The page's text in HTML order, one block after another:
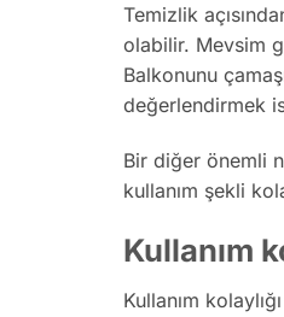
Temizlik
olabilir. Mevsim
Balkonunu
değerlendirmek
Bir diğer önemli
kullanım şekli
Kullanım
Kullanım